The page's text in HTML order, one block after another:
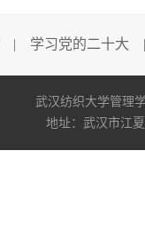
| 学习党的二十大 |
武汉纺织大学管理
地址：武汉市江